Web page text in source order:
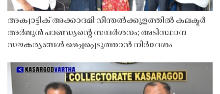
അക്വാട്ടിക് അക്കാദമി നീന്തൽക്കുളത്തിൽ കലക്ടർ
അർജുൻ പാണ്ഡ്യൻ്റെ സന്ദർശനം; അടിസ്ഥാന
സൗകര്യങ്ങൾ മെച്ചപ്പെടുത്താൻ നിർദേശം